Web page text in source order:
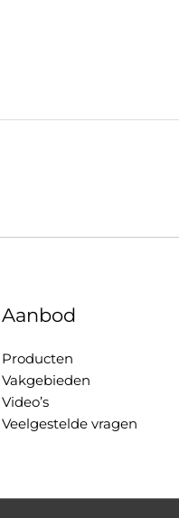
Aanbod
Producten
Vakgebieden
Video’s
Veelgestelde vragen